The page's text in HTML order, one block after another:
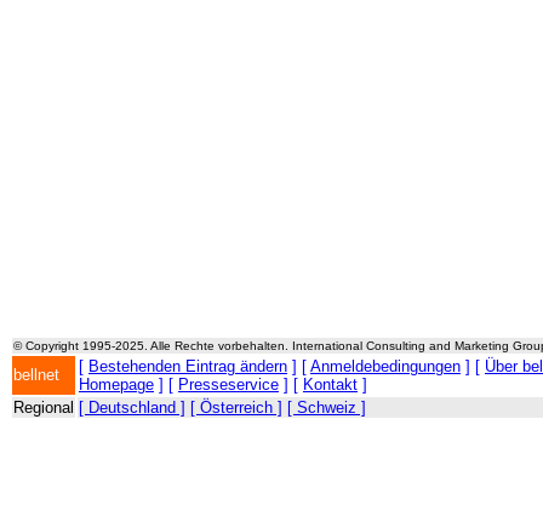
© Copyright 1995-2025. Alle Rechte vorbehalten. International Consulting and Marketing
bellnet [ Bestehenden Eintrag ändern ] [ Anmeldebedingungen ] [ Über
Homepage ] [ Presseservice ] [ Kontakt ]
Regional [ Deutschland ] [ Österreich ] [ Schweiz ]